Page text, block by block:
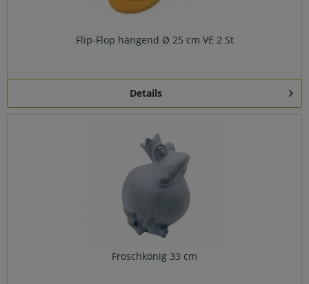
Flip-Flop hängend Ø 25 cm VE 2 St
Details
Froschkönig 33 cm